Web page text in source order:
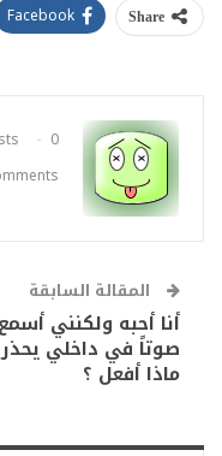
Share
Facebook
0
المقالة السابقة
أنا أحبه ولكنني أسمع
صوتاً في داخلي
ماذا أفعل ؟